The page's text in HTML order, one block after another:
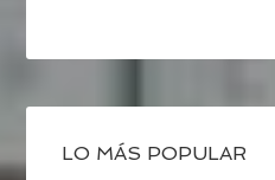
LO MÁS POPULAR